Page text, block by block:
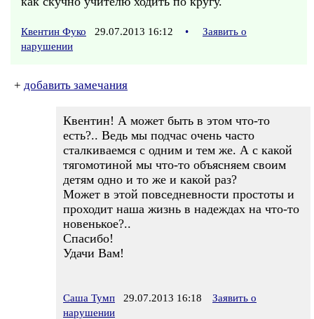
Квентин Фуко 29.07.2013 16:12 •
Заявить о
нарушении
+ добавить замечания
Квентин! А может быть в этом что-то
есть?.. Ведь мы подчас очень часто
сталкиваемся с одним и тем же. А с какой
тягомотиной мы что-то объясняем своим
детям одно и то же и какой раз?
Может в этой повседневности простоты и
проходит наша жизнь в надеждах на что-то
новенькое?..
Спасибо!
Удачи Вам!
Саша Тумп 29.07.2013 16:18
Заявить о
нарушении